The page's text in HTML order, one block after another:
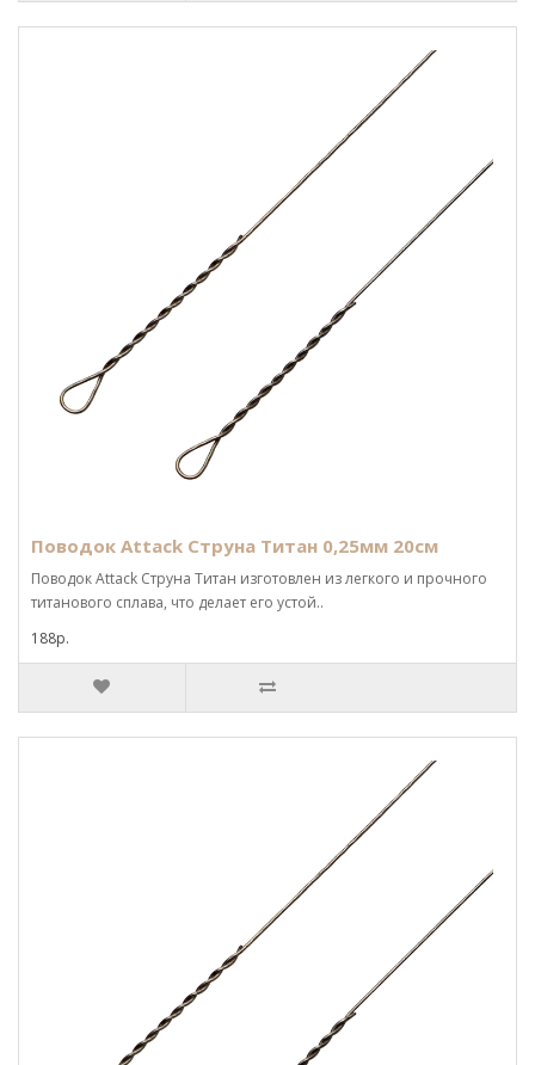
Поводок Attack Струна Титан 0,25мм 20см
Поводок Attack Струна Титан изготовлен из легкого и прочного
титанового сплава, что делает его устой..
188р.